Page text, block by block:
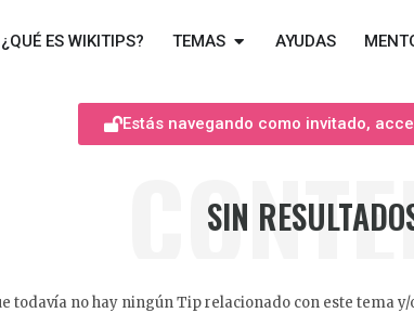
herramientas
¿QUÉ ES WIKITIPS? TEMAS AYUDAS
Estás navegando como invitado,
SIN
todavía no hay ningún Tip relacionado con este tema